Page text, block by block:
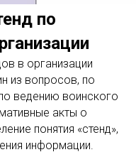
по
в организации
из вопросов, по
ведению воинского
акты о
понятия «стенд»,
информации.